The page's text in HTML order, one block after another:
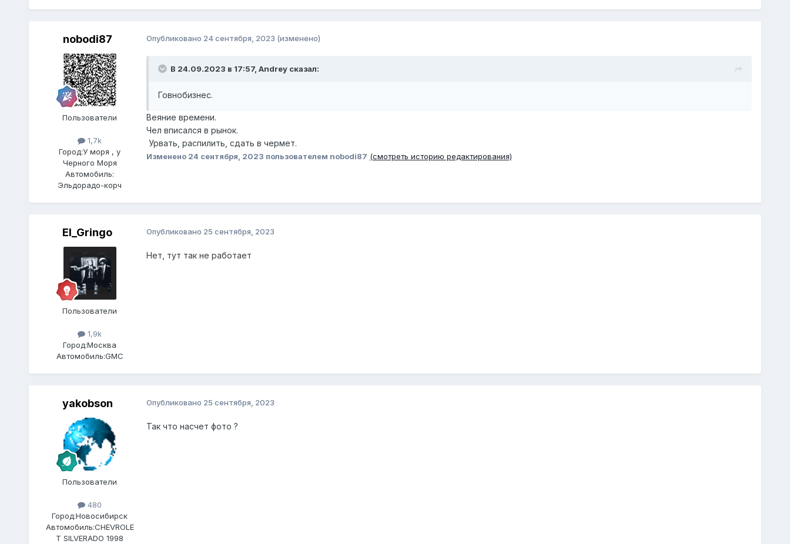
nobodi87
Пользователи
1,7k
Город:У моря , у
Черного Моря
Автомобиль:
Эльдорадо-корч
Опубликовано 24 сентября, 2023 (изменено)
В 24.09.2023 в 17:57, Andreyсказал:
Говнобизнес.
Веяние времени.
Чел вписался в рынок.
Урвать, распилить, сдать в чермет.
Изменено 24 сентября, 2023 пользователем nobodi87 (смотреть историю редактирования)
El_Gringo
Пользователи
1,9k
Город:Москва
Автомобиль:GMC
Опубликовано 25 сентября, 2023
Нет, тут так не работает
yakobson
Пользователи
480
Город:Новосибирск
Автомобиль:CHEVROLE
T SILVERADO 1998
Опубликовано 25 сентября, 2023
Так что насчет фото ?